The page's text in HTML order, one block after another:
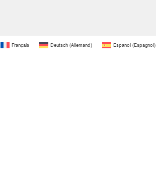
Français Deutsch (Allemand) Español (Espagnol)